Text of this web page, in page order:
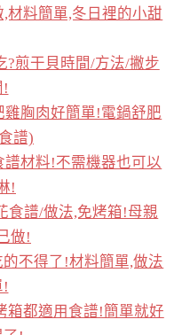
材料簡單,冬日裡的小甜
?煎干貝時間/方法/撇步
!
胸肉好簡單!電鍋舒肥
譜)
材料!不需機器也可以
!
食譜/做法,免烤箱!母親
做!
不得了!材料簡單,做法
!
箱都適用食譜!簡單就好